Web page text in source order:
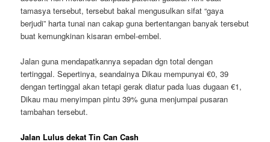
tamasya tersebut, tersebut bakal mengusulkan sifat “gaya
berjudi” harta tunai nan cakap guna bertentangan banyak tersebut
buat kemungkinan kisaran embel-embel.
Jalan guna mendapatkannya sepadan dgn total dengan
tertinggal. Sepertinya, seandainya Dikau mempunyai €0, 39
dengan tertinggal akan tetapi gerak diatur pada luas dugaan €1,
Dikau mau menyimpan pintu 39% guna menjumpai pusaran
tambahan tersebut.
Jalan Lulus dekat Tin Can Cash